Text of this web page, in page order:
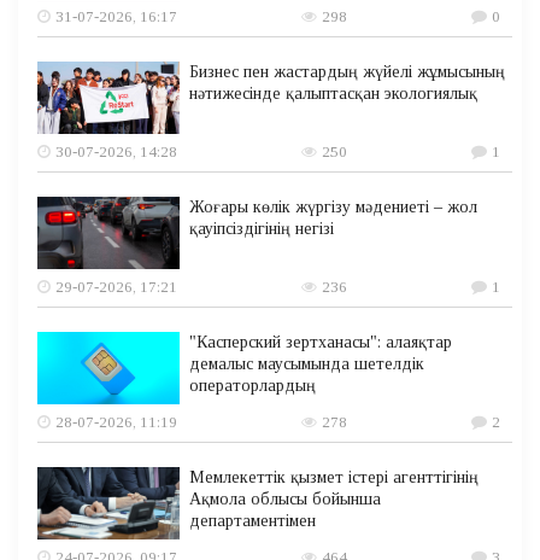
31-07-2026, 16:17 298 0
Бизнес пен жастардың жүйелі жұмысының
нәтижесінде қалыптасқан экологиялық
30-07-2026, 14:28 250 1
Жоғары көлік жүргізу мәдениеті – жол
қауіпсіздігінің негізі
29-07-2026, 17:21 236 1
"Касперский зертханасы": алаяқтар
демалыс маусымында шетелдік
операторлардың
28-07-2026, 11:19
278 2
Мемлекеттік қызмет істері агенттігінің
Ақмола облысы бойынша
департаментімен